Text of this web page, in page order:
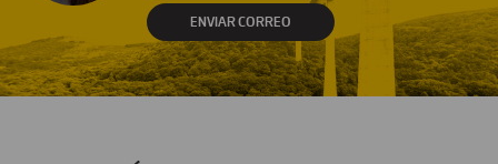
ENVIAR CORREO